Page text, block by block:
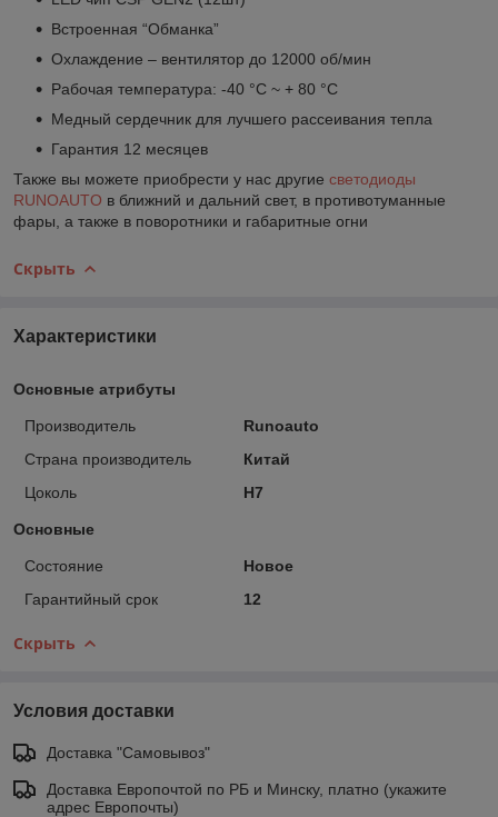
Встроенная “Обманка”
Охлаждение – вентилятор до 12000 об/мин
Рабочая температура: -40 °C ~ + 80 °C
Медный сердечник для лучшего рассеивания тепла
Гарантия 12 месяцев
Также вы можете приобрести у нас другие светодиоды
RUNOAUTO в ближний и дальний свет, в противотуманные
фары, а также в поворотники и габаритные огни
Скрыть
Характеристики
Основные атрибуты
Производитель
Runoauto
Страна производитель
Китай
Цоколь
H7
Основные
Состояние
Новое
Гарантийный срок
12
Скрыть
Условия доставки
Доставка "Самовывоз"
Доставка Европочтой по РБ и Минску, платно (укажите
адрес Европочты)